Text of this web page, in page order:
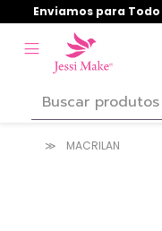
Enviamos para Todo
MACRILAN